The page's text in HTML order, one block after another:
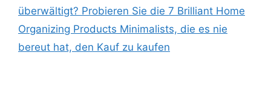
überwältigt? Probieren Sie die 7 Brilliant Home
Organizing Products Minimalists, die es nie
bereut hat, den Kauf zu kaufen